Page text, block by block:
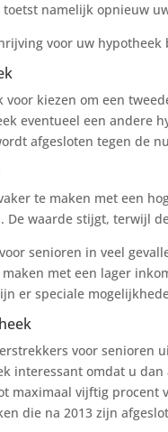
namelijk opnieuw
voor uw
voor kiezen om een
eventueel een andere
afgesloten tegen de
te maken met een
De waarde stijgt, terwijl
senioren in veel
met een lager
er speciale
voor senioren
interessant omdat u
maximaal vijftig procent
die na 2013 zijn